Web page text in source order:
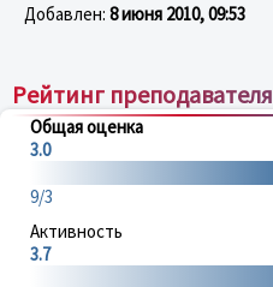
Добавлен: 8 июня 2010, 09:53
Рейтинг преподавателя
Общая оценка
3.0
9/3
Активность
3.7